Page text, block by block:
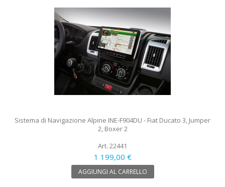
Sistema di Navigazione Alpine INE-F904DU - Fiat Ducato 3, Jumper
2, Boxer 2
Art. 22441
1 199,00 €
AGGIUNGI AL CARRELLO